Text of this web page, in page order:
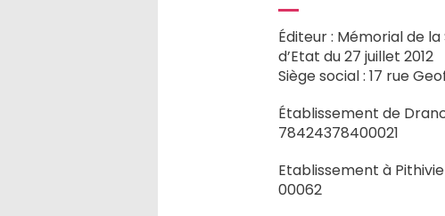
Éditeur : Mémorial de
d’Etat du 27 juillet 2012
Siège social : 17 rue
Établissement de
78424378400021
Etablissement à
00062